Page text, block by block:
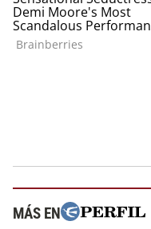
MÁS EN